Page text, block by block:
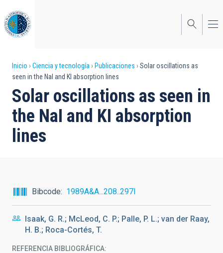
al
contenido
principal
Sobrescribir
enlaces
de
ayuda
a
Inicio Ciencia y tecnología Publicaciones
Solar oscillations as
seen in the NaI and KI absorption lines
Solar oscillations as seen in
the NaI and KI absorption
lines
Bibcode 1989A&A...208..297I
Isaak, G. R.; McLeod, C. P.; Palle, P. L.; van der Raay,
H. B.; Roca-Cortés, T.
REFERENCIA BIBLIOGRÁFICA